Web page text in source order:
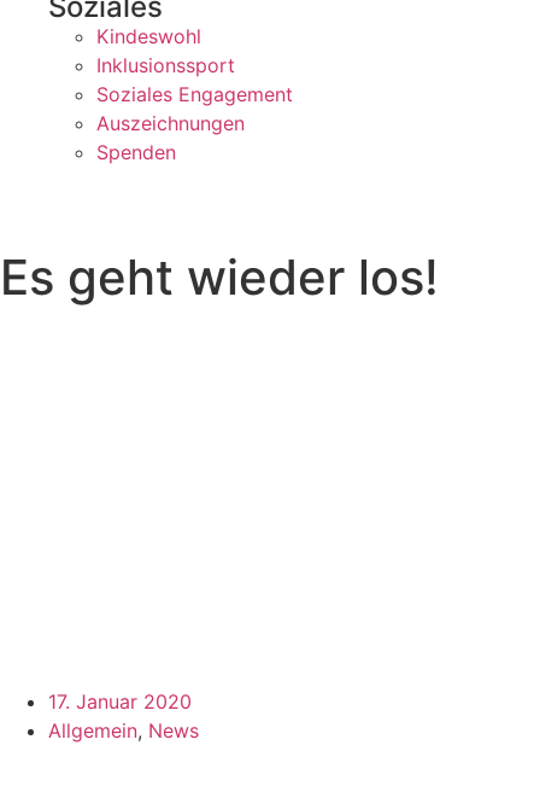
Kindeswohl
Inklusionssport
Soziales Engagement
Auszeichnungen
Spenden
Es geht wieder los!
17. Januar 2020
Allgemein, News